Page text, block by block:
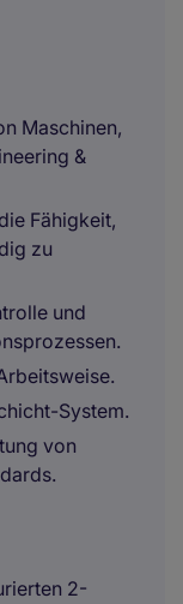
Maschinen,
&
Fähigkeit,
zu
und
System.
von
2-